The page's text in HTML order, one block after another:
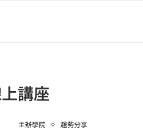
講座
主辦學院 趨勢分享